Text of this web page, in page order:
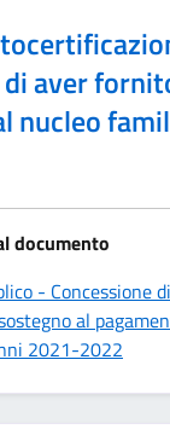
aver
nucleo
documento
- Concessione
al
2021-2022